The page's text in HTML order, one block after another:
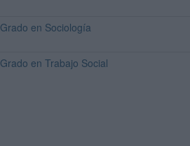
Grado en Sociología
Grado en Trabajo Social